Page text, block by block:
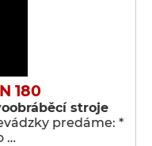
180
stroje
predáme: *
…